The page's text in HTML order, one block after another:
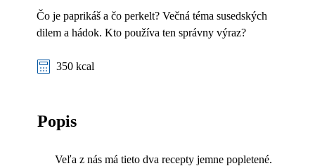
Čo je paprikáš a čo perkelt? Večná téma susedských
dilem a hádok. Kto používa ten správny výraz?
350 kcal
Popis
Veľa z nás má tieto dva recepty jemne popletené.